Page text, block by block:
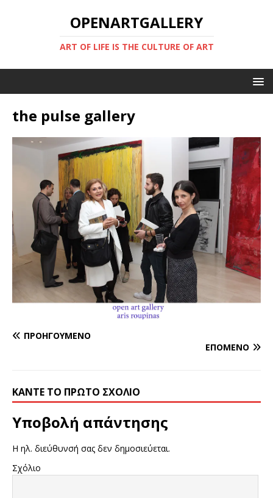
OPENARTGALLERY
ART OF LIFE IS THE CULTURE OF ART
the pulse gallery
ΠΡΟΗΓΟΎΜΕΝΟ
ΕΠΌΜΕΝΟ
ΚΆΝΤΕ ΤΟ ΠΡΏΤΟ ΣΧΌΛΙΟ
Υποβολή απάντησης
Η ηλ. διεύθυνσή σας δεν δημοσιεύεται.
Σχόλιο